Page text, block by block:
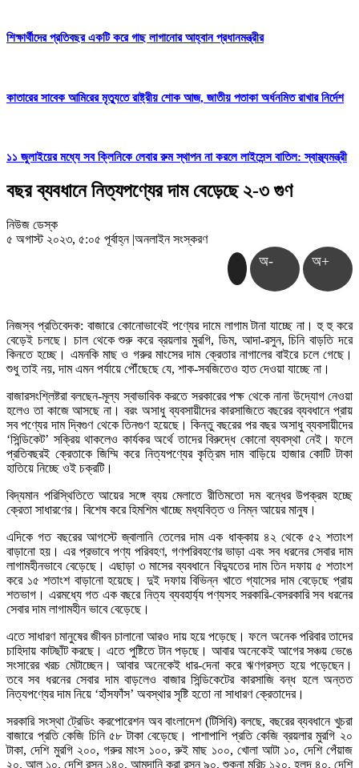
শিক্ষার্থীদের প্রতিবছর একটি করে গাছ লাগানোর আহ্বান প্রধানমন্ত্রীর
কাতারের সাবেক আমিরের মৃত্যুতে রাষ্ট্রীয় শোক আজ, জাতীয় পতাকা অর্ধনমিত রাখার নির্দেশ
১১ জুলাইয়ের মধ্যে সব ক্লিনিকে লেবার রুম স্থাপন না করলে লাইসেন্স বাতিল: স্বাস্থ্যমন্ত্রী
বছর ব্যবধানে নিত্যপণ্যের দাম বেড়েছে ২-৩ গুণ
নিউজ ডেস্ক
৫ অগাস্ট ২০২৩, ৫:০৫ পূর্বাহ্ন |অনলাইন সংস্করণ
অ- অ+
নিজস্ব প্রতিবেদক: বাজারে কোনোভাবেই পণ্যের দামে লাগাম টানা যাচ্ছে না। হু হু করে
বেড়েই চলছে। চাল থেকে শুরু করে ব্রয়লার মুরগি, ডিম, আদা-রসুন, চিনি বাড়তি দরে
কিনতে হচ্ছে। এমনকি মাছ ও গরুর মাংসের দাম ক্রেতার নাগালের বাইরে চলে গেছে।
শুধু তাই নয়, দাম এমন পর্যায়ে পৌঁছেছে যে, শাক-সবজিতেও হাত দেওয়া যাচ্ছে না।
বাজারসংশ্লিষ্টরা বলছেন-মূল্য স্বাভাবিক করতে সরকারের পক্ষ থেকে নানা উদ্যোগ নেওয়া
হলেও তা কাজে আসছে না। বরং অসাধু ব্যবসায়ীদের কারসাজিতে বছরের ব্যবধানে প্রায়
সব পণ্যের দাম দ্বিগুণ থেকে তিনগুণ হয়েছে। কিন্তু বছরের পর বছর অসাধু ব্যবসায়ীদের
‘সিন্ডিকেট’ সক্রিয় থাকলেও কার্যকর অর্থে তাদের বিরুদ্ধে কোনো ব্যবস্থা নেই। ফলে
প্রতিবছরই ক্রেতাকে জিম্মি করে নিত্যপণ্যের কৃত্রিম দাম বাড়িয়ে হাজার কোটি টাকা
হাতিয়ে নিচ্ছে ওই চক্রটি।
বিদ্যমান পরিস্থিতিতে আয়ের সঙ্গে ব্যয় মেলাতে রীতিমতো দম বন্ধের উপক্রম হচ্ছে
ক্রেতা সাধারণের। বিশেষ করে হিমশিম খাচ্ছে মধ্যবিত্ত ও নিম্ন আয়ের মানুষ।
এদিকে গত বছরের আগস্টে জ্বালানি তেলের দাম এক ধাক্কায় ৪২ থেকে ৫২ শতাংশ
বাড়ানো হয়। এর প্রভাবে পণ্য পরিবহণ, গণপরিবহণের ভাড়া এবং সব ধরনের সেবার দাম
লাগামহীনভাবে বেড়েছে। এছাড়া ৩ মাসের ব্যবধানে বিদ্যুতের দাম তিন দফায় ৫ শতাংশ
করে ১৫ শতাংশ বাড়ানো হয়েছে। দুই দফায় বিভিন্ন খাতে গ্যাসের দাম বেড়েছে প্রায়
শতভাগ। এরমধ্যে গত এক বছরে নিত্য ব্যবহার্য্য পণ্যসহ সরকারি-বেসরকারি সব ধরনের
সেবার দাম লাগামহীন ভাবে বেড়েছে।
এতে সাধারণ মানুষের জীবন চালানো আরও দায় হয়ে পড়েছে। ফলে অনেক পরিবার তাদের
চাহিদায় কাটছাঁট করছে। এতে পুষ্টিতে টান পড়ছে। আবার অনেকেই আগের সঞ্চয় ভেঙে
সংসারের খরচ মেটাচ্ছেন। আবার অনেকেই ধার-দেনা করে ঋণগ্রস্ত হয়ে পড়েছেন।
তবে সব ধরনের সেবার দাম বাড়লেও বাজার সিন্ডিকেটের কারসাজি বন্ধ হলে অন্তত
নিত্যপণ্যের দাম নিয়ে ‘হাঁসফাঁস’ অবস্থার সৃষ্টি হতো না সাধারণ ক্রেতাদের।
সরকারি সংস্থা ট্রেডিং করপোরেশন অব বাংলাদেশ (টিসিবি) বলছে, বছরের ব্যবধানে খুচরা
বাজারে প্রতি কেজি চিনি ৫৮ টাকা বেড়েছে। পাশাপাশি প্রতি কেজি ব্রয়লার মুরগি ২০
টাকা, দেশি মুরগি ২০০, গরুর মাংস ১০০, রুই মাছ ১০০, খোলা আটা ১০, দেশি পেঁয়াজ
২০, আলু ১০, দেশি রসুন ১৪০, আমদানি করা রসুন ৯০, শুকনা মরিচ ১২০, হলুদ ৪০, দেশি